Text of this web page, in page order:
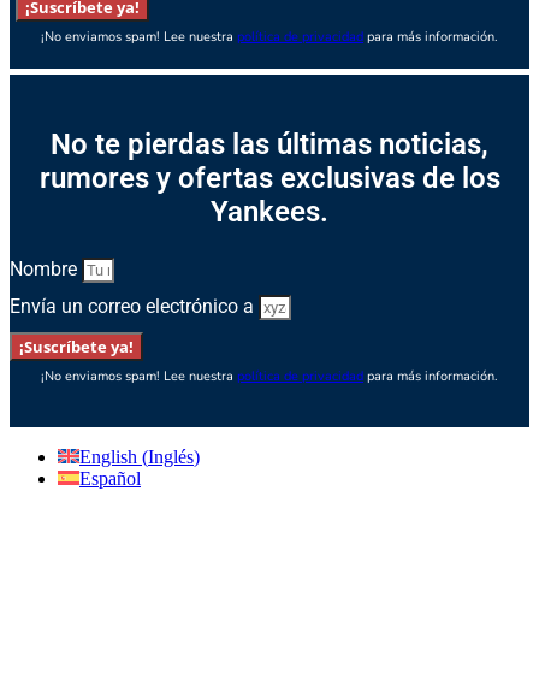
¡Suscríbete ya!
¡No enviamos spam! Lee nuestra política de privacidad para más información.
No te pierdas las últimas noticias,
rumores y ofertas exclusivas de los
Yankees.
Nombre
Envía un correo electrónico a
¡Suscríbete ya!
¡No enviamos spam! Lee nuestra política de privacidad para más información.
English (Inglés)
Español